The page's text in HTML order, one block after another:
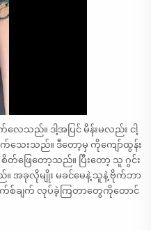
သည်။ ဒါ့အပြင် မိန်းမလည်း ငါ့
သေးသည်။ ဒီတော့မှ ကိုကျော်ထွန်း
ဖြေတော့သည်။ ပြီးတော့ သူ ဂွင်း
အခုလိုမျိုး မခင်မေနဲ့ သူနဲ့ ဗိုက်ဘာ
စ်ချက် လုပ်ခဲ့ကြတာတွေကိုတောင်